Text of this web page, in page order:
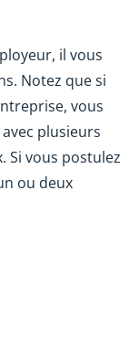
il vous
Notez que si
vous
plusieurs
Si vous postulez
ou deux